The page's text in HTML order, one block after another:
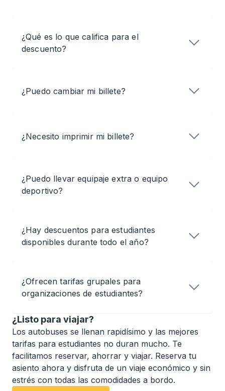
¿Qué es lo que califica para el
descuento?
¿Puedo cambiar mi billete?
¿Necesito imprimir mi billete?
¿Puedo llevar equipaje extra o equipo
deportivo?
¿Hay descuentos para estudiantes
disponibles durante todo el año?
¿Ofrecen tarifas grupales para
organizaciones de estudiantes?
¿Listo para viajar?
Los autobuses se llenan rapidísimo y las mejores
tarifas para estudiantes no duran mucho. Te
facilitamos reservar, ahorrar y viajar. Reserva tu
asiento ahora y disfruta de un viaje económico y sin
estrés con todas las comodidades a bordo.